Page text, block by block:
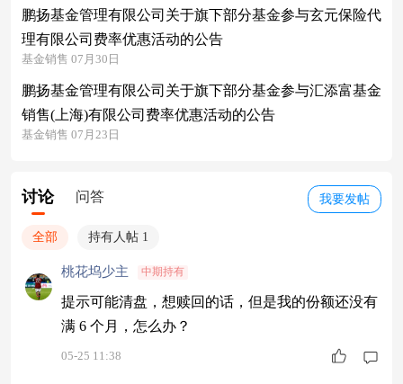
鹏扬基金管理有限公司关于旗下部分基金参与玄元保险代
理有限公司费率优惠活动的公告
基金销售 07月30日
鹏扬基金管理有限公司关于旗下部分基金参与汇添富基金
销售(上海)有限公司费率优惠活动的公告
基金销售 07月23日
我要发帖
讨论 问答
全部 持有人帖 1
桃花坞少主 中期持有
提示可能清盘，想赎回的话，但是我的份额还没有
满 6 个月，怎么办？
05-25 11:38